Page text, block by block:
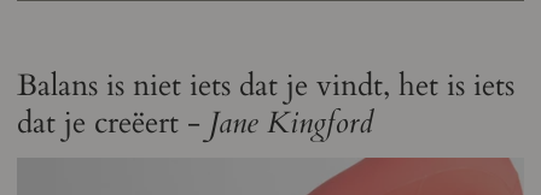
Balans is niet iets dat je vindt, het is iets
dat je creëert - Jane Kingford